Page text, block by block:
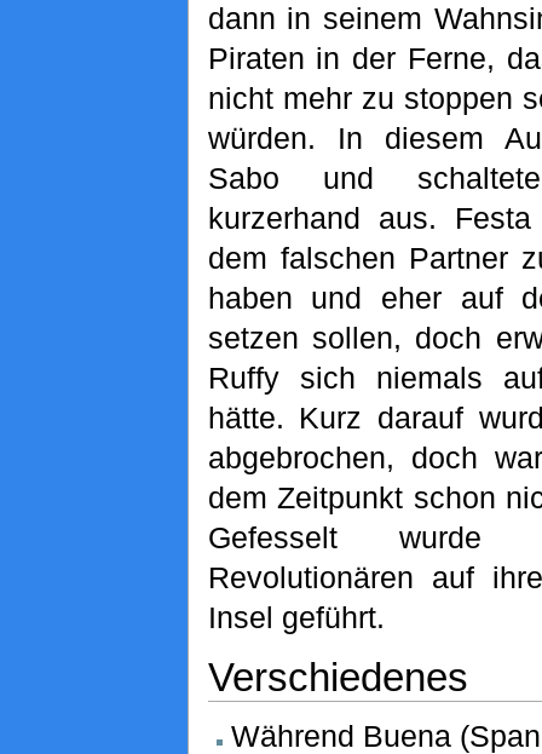
dann in seinem
Piraten in der Ferne,
nicht mehr zu stoppen
würden. In diesem
Sabo und
kurzerhand aus.
dem falschen Partner
haben und eher auf
setzen sollen, doch
Ruffy sich niemals
hätte. Kurz darauf
abgebrochen, doch
dem Zeitpunkt schon
Gefesselt
Revolutionären auf
Insel geführt.
Verschiedenes
Während Buena